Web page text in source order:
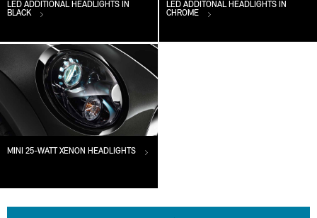
LED ADDITIONAL HEADLIGHTS IN
BLACK
LED ADDITONAL HEADLIGHTS IN
CHROME
MINI 25-WATT XENON HEADLIGHTS